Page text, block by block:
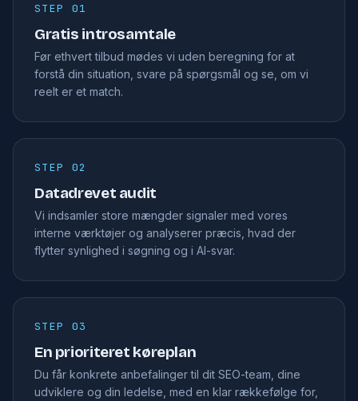
STEP 01
Gratis introsamtale
Før ethvert tilbud mødes vi uden beregning for at
forstå din situation, svare på spørgsmål og se, om vi
reelt er et match.
STEP 02
Datadrevet audit
Vi indsamler store mængder signaler med vores
interne værktøjer og analyserer præcis, hvad der
flytter synlighed i søgning og i AI-svar.
STEP 03
En prioriteret køreplan
Du får konkrete anbefalinger til dit SEO-team, dine
udviklere og din ledelse, med en klar rækkefølge for,